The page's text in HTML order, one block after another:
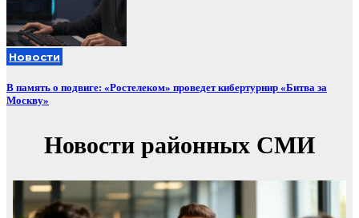
Новости
В память о подвиге: «Ростелеком» проведет кибертурнир «Битва за
Москву»